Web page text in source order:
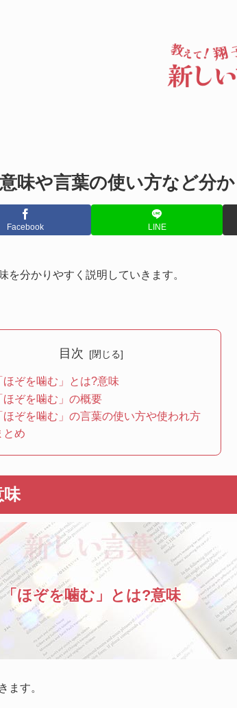
味や言葉の使い方など分
Facebook LINE
を分かりやすく説明していきます。
目次
ほぞを噛む」とは?意味
ほぞを噛む」の概要
ほぞを噛む」の言葉の使い方や使われ方
とめ
味
「ほぞを噛む」とは?意味
ます。